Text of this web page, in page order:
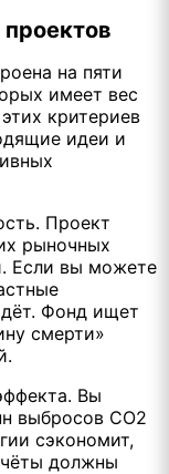
на пяти
имеет вес
критериев
идеи и
Проект
рыночных
Если вы можете
Фонд ищет
смерти»
Вы
выбросов СО2
сэкономит,
должны